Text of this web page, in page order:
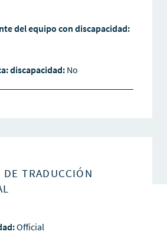
del equipo con discapacidad:
discapacidad: No
TRADUCCIÓN
Official